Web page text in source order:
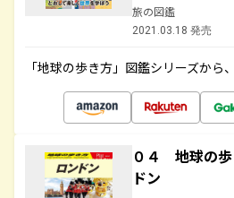
旅の図鑑
2021.03.18 発売
「地球の歩き方」図鑑シリーズから
０４ 地球の
ドン